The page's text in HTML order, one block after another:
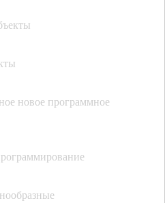
новое программное